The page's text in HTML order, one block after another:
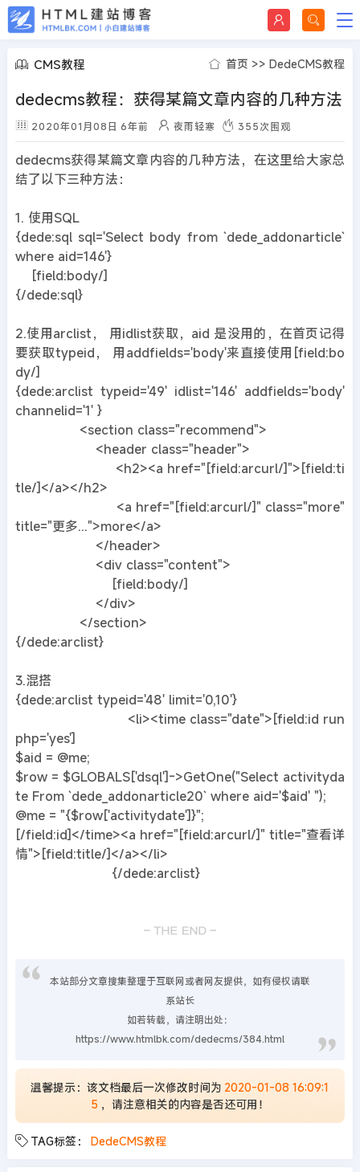
CMS教程 首页 >>DedeCMS教程
dedecms教程：获得某篇文章内容的几种方法
2020年01月08日 6年前 夜雨轻寒 355次围观
dedecms获得某篇文章内容的几种方法，在这里给大家总
结了以下三种方法：
1. 使用SQL
{dede:sql sql='Select body from `dede_addonarticle`
where aid=146'}
[field:body/]
{/dede:sql}
2.使用arclist， 用idlist获取，aid 是没用的，在首页记得
要获取typeid， 用addfields='body'来直接使用[field:bo
dy/]
{dede:arclist typeid='49' idlist='146' addfields='body'
channelid='1' }
<section class="recommend">
<header class="header">
<h2><a href="[field:arcurl/]">[field:ti
tle/]</a></h2>
<a href="[field:arcurl/]" class="more"
title="更多...">more</a>
</header>
<div class="content">
[field:body/]
</div>
</section>
{/dede:arclist}
3.混搭
{dede:arclist typeid='48' limit='0,10'}
<li><time class="date">[field:id run
php='yes']
$aid = @me;
$row = $GLOBALS['dsql']->GetOne("Select activityda
te From `dede_addonarticle20` where aid='$aid' ");
@me = "{$row['activitydate']}";
[/field:id]</time><a href="[field:arcurl/]" title="查看详
情">[field:title/]</a></li>
{/dede:arclist}
本站部分文章搜集整理于互联网或者网友提供，如有侵权请联
系站长
如若转载，请注明出处：
https://www.htmlbk.com/dedecms/384.html
温馨提示：该文档最后一次修改时间为 2020-01-08 16:09:1
5 ，请注意相关的内容是否还可用！
TAG标签： DedeCMS教程